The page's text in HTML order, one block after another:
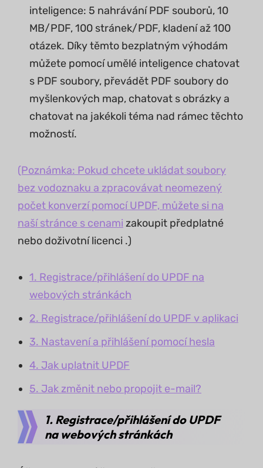
inteligence: 5 nahrávání PDF souborů, 10
MB/PDF, 100 stránek/PDF, kladení až 100
otázek. Díky těmto bezplatným výhodám
můžete pomocí umělé inteligence chatovat
s PDF soubory, převádět PDF soubory do
myšlenkových map, chatovat s obrázky a
chatovat na jakékoli téma nad rámec těchto
možností.
(Poznámka: Pokud chcete ukládat soubory
bez vodoznaku a zpracovávat neomezený
počet konverzí pomocí UPDF, můžete si na
naší stránce s cenami zakoupit předplatné
nebo doživotní licenci .)
1. Registrace/přihlášení do UPDF na
webových stránkách
2. Registrace/přihlášení do UPDF v aplikaci
3. Nastavení a přihlášení pomocí hesla
4. Jak uplatnit UPDF
5. Jak změnit nebo propojit e-mail?
1. Registrace/přihlášení do UPDF
na webových stránkách